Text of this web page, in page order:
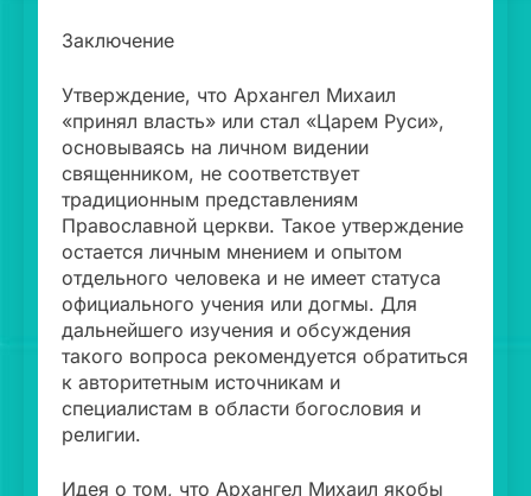
Заключение
Утверждение, что Архангел Михаил
«принял власть» или стал «Царем Руси»,
основываясь на личном видении
священником, не соответствует
традиционным представлениям
Православной церкви. Такое утверждение
остается личным мнением и опытом
отдельного человека и не имеет статуса
официального учения или догмы. Для
дальнейшего изучения и обсуждения
такого вопроса рекомендуется обратиться
к авторитетным источникам и
специалистам в области богословия и
религии.
Идея о том, что Архангел Михаил якобы